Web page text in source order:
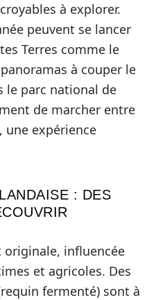
à explorer.
peuvent se lancer
Terres comme le
à couper le
le parc national de
de marcher entre
une expérience
: DES
originale, influencée
et agricoles. Des
fermenté) sont à